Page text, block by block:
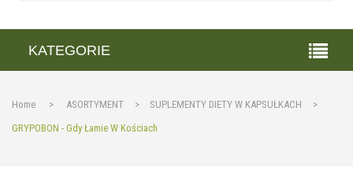
KATEGORIE
Home > ASORTYMENT > SUPLEMENTY DIETY W KAPSUŁKACH
>
GRYPOBON - Gdy Łamie W Kościach